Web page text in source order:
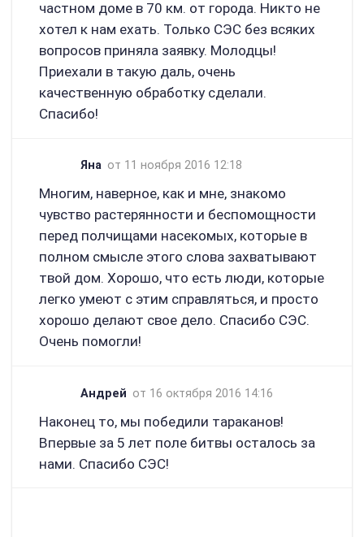
частном доме в 70 км. от города. Никто не
хотел к нам ехать. Только СЭС без всяких
вопросов приняла заявку. Молодцы!
Приехали в такую даль, очень
качественную обработку сделали.
Спасибо!
Яна от 11 ноября 2016 12:18
Многим, наверное, как и мне, знакомо
чувство растерянности и беспомощности
перед полчищами насекомых, которые в
полном смысле этого слова захватывают
твой дом. Хорошо, что есть люди, которые
легко умеют с этим справляться, и просто
хорошо делают свое дело. Спасибо СЭС.
Очень помогли!
Андрей от 16 октября 2016 14:16
Наконец то, мы победили тараканов!
Впервые за 5 лет поле битвы осталось за
нами. Спасибо СЭС!